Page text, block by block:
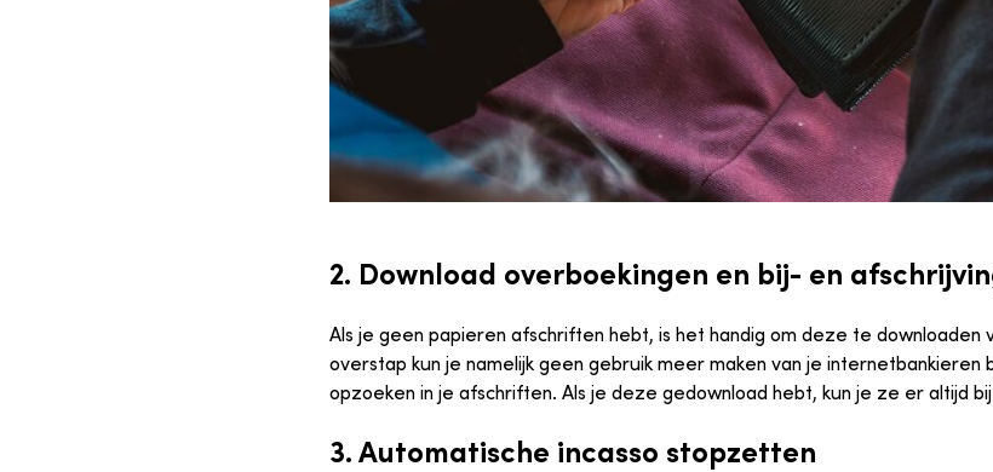
2. Download overboekingen en bij- en
Als je geen papieren afschriften hebt, is het handig om deze te downloaden
overstap kun je namelijk geen gebruik meer maken van je internetbankieren
opzoeken in je afschriften. Als je deze gedownload hebt, kun je ze er altijd
3. Automatische incasso stopzetten